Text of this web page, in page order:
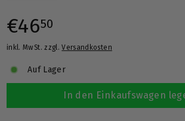
Normaler
Preis
€4650
inkl. MwSt. zzgl.Versandkosten
Auf Lager
In den Einkaufswagen